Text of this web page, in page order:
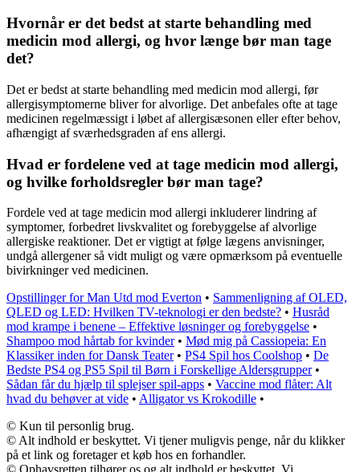
Hvornår er det bedst at starte behandling med
medicin mod allergi, og hvor længe bør man tage
det?
Det er bedst at starte behandling med medicin mod allergi, før
allergisymptomerne bliver for alvorlige. Det anbefales ofte at tage
medicinen regelmæssigt i løbet af allergisæsonen eller efter behov,
afhængigt af sværhedsgraden af ens allergi.
Hvad er fordelene ved at tage medicin mod allergi,
og hvilke forholdsregler bør man tage?
Fordele ved at tage medicin mod allergi inkluderer lindring af
symptomer, forbedret livskvalitet og forebyggelse af alvorlige
allergiske reaktioner. Det er vigtigt at følge lægens anvisninger,
undgå allergener så vidt muligt og være opmærksom på eventuelle
bivirkninger ved medicinen.
Opstillinger for Man Utd mod Everton • Sammenligning af OLED,
QLED og LED: Hvilken TV-teknologi er den bedste? • Husråd
mod krampe i benene – Effektive løsninger og forebyggelse •
Shampoo mod hårtab for kvinder• Mød mig på Cassiopeia: En
Klassiker inden for Dansk Teater• PS4 Spil hos Coolshop • De
Bedste PS4 og PS5 Spil til Børn i Forskellige Aldersgrupper•
Sådan får du hjælp til splejser spil-apps • Vaccine mod flåter: Alt
hvad du behøver at vide • Alligator vs Krokodille •
© Kun til personlig brug.
© Alt indhold er beskyttet. Vi tjener muligvis penge, når du klikker
på et link og foretager et køb hos en forhandler.